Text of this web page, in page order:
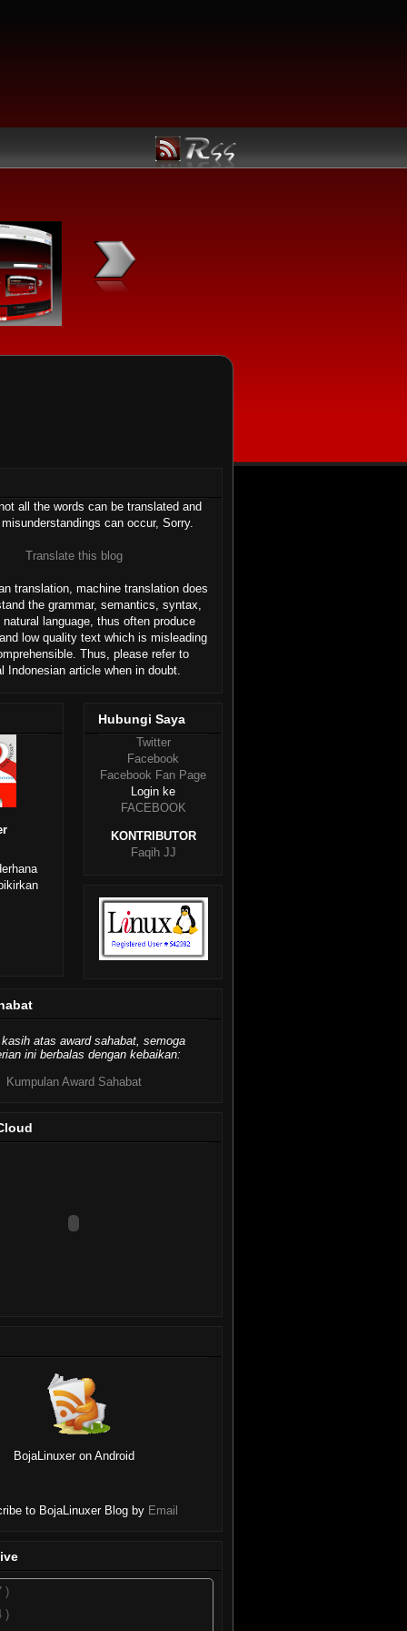
Linux utama yang Anda butuhkan:
Jadwal Rilis
all the words can be translated and
can occur, Sorry.
Translate this blog
translation, machine translation does
the grammar, semantics, syntax,
language, thus often produce
low quality text which is misleading
Thus, please refer to
Indonesian article when in doubt.
Hubungi Saya
Twitter
Facebook
Facebook Fan Page
Login ke
FACEBOOK
KONTRIBUTOR
Faqih JJ
kasih atas award sahabat, semoga
ini berbalas dengan kebaikan:
Kumpulan Award Sahabat
BojaLinuxer on Android
to BojaLinuxer Blog by Email
)
)